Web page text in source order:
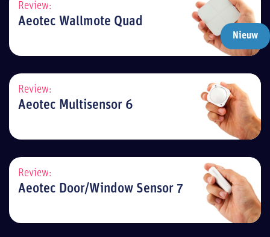
Nieuw
Review:
Aeotec Wallmote Quad
Review:
Aeotec Multisensor 6
Review:
Aeotec Door/Window Sensor 7